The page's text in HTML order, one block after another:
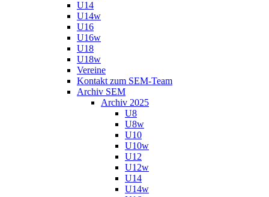
U14
U14w
U16
U16w
U18
U18w
Vereine
Kontakt zum SEM-Team
Archiv SEM
Archiv 2025
U8
U8w
U10
U10w
U12
U12w
U14
U14w